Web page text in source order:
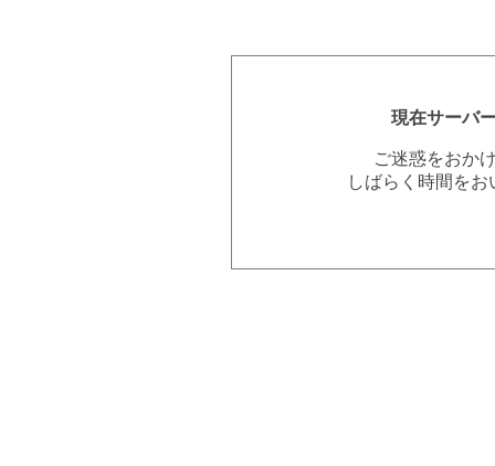
現在サーバ
ご迷惑をおか
しばらく時間を